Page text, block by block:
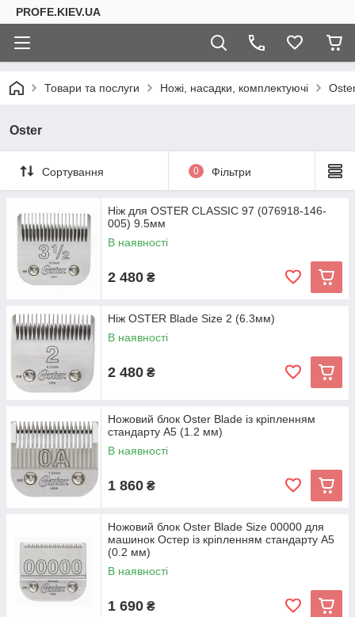
PROFE.KIEV.UA
Товари та послуги Ножі, насадки, комплектуючі
Oster
Сортування 0 Фільтри
Ніж для OSTER CLASSIC 97 (076918-146-
005) 9.5мм
В наявності
2 480 ₴
Ніж OSTER Blade Size 2 (6.3мм)
В наявності
2 480 ₴
Ножовий блок Oster Blade із кріпленням
стандарту А5 (1.2 мм)
В наявності
1 860 ₴
Ножовий блок Oster Blade Size 00000 для
машинок Остер із кріпленням стандарту А5
(0.2 мм)
В наявності
1 690 ₴